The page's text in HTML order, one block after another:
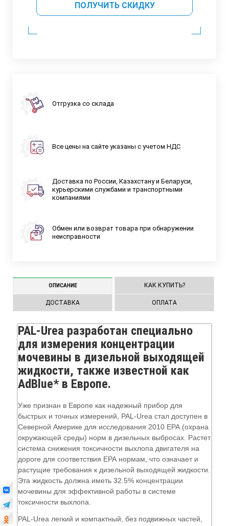
ПОЛУЧИТЬ СКИДКУ
Отгрузка со склада
Все цены на сайте указаны с учетом НДС
Доставка по России, Казахстану и Беларуси,
курьерскими службами и транспортными
компаниями
Обмен или возврат товара при обнаружении
неисправности
ОПИСАНИЕ КАК КУПИТЬ?
ДОСТАВКА ОПЛАТА
PAL-Urea разработан специально
для измерения концентрации
мочевины в дизельной выходящей
жидкости, также известной как
AdBlue* в Европе.
Уже признан в Европе как надежный прибор для
быстрых и точных измерений, PAL-Urea стал доступен в
Северной Америке для исследования 2010 ЕРА (охрана
окружающей среды) норм в дизельных выбросах. Растет
система снижения токсичности выхлопа двигателя на
дороге для соответствия ЕРА нормам, что означает и
растущие требования к дизельной выходящей жидкости.
Эта жидкость должна иметь 32.5% концентрации
мочевины для эффективной работы в системе
токсичности выхлопа.
PAL-Urea легкий и компактный, без подвижных частей,